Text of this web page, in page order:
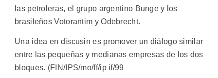
las petroleras, el grupo argentino Bunge y los
brasileños Votorantim y Odebrecht.
Una idea en discusin es promover un diálogo similar
entre las pequeñas y medianas empresas de los dos
bloques. (FIN/IPS/mo/ff/ip if/99